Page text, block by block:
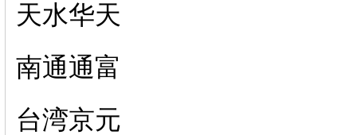
天水华天
南通通富
台湾京元